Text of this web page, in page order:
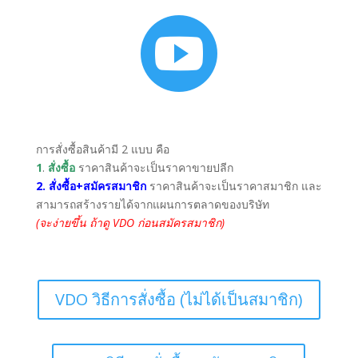

การสั่งซื้อสินค้ามี 2 แบบ คือ
1. สั่งซื้อราคาสินค้าจะเป็นราคาขายปลีก
2. สั่งซื้อ+สมัครสมาชิกราคาสินค้าจะเป็นราคาสมาชิก และ
สามารถสร้างรายได้จากแผนการตลาดของบริษัท
(จะง่ายขึ้น ถ้าดู VDO ก่อนสมัครสมาชิก)
VDO วิธีการสั่งซื้อ (ไม่ได้เป็นสมาชิก)